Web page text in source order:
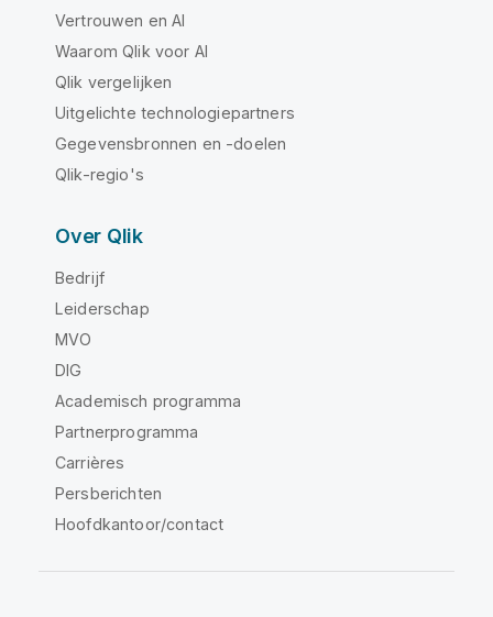
Vertrouwen en AI
Waarom Qlik voor AI
Qlik vergelijken
Uitgelichte technologiepartners
Gegevensbronnen en -doelen
Qlik-regio's
Over Qlik
Bedrijf
Leiderschap
MVO
DIG
Academisch programma
Partnerprogramma
Carrières
Persberichten
Hoofdkantoor/contact